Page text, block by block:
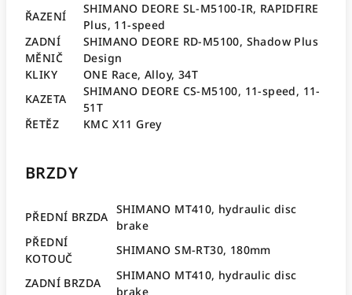
ŘAZENÍ
SHIMANO DEORE SL-M5100-IR, RAPIDFIRE
Plus, 11-speed
ZADNÍ
MĚNIČ
SHIMANO DEORE RD-M5100, Shadow Plus
Design
KLIKY
ONE Race, Alloy, 34T
KAZETA
SHIMANO DEORE CS-M5100, 11-speed, 11-
51T
ŘETĚZ
KMC X11 Grey
BRZDY
PŘEDNÍ BRZDA
SHIMANO MT410, hydraulic disc
brake
PŘEDNÍ
KOTOUČ
SHIMANO SM-RT30, 180mm
ZADNÍ BRZDA
SHIMANO MT410, hydraulic disc
brake